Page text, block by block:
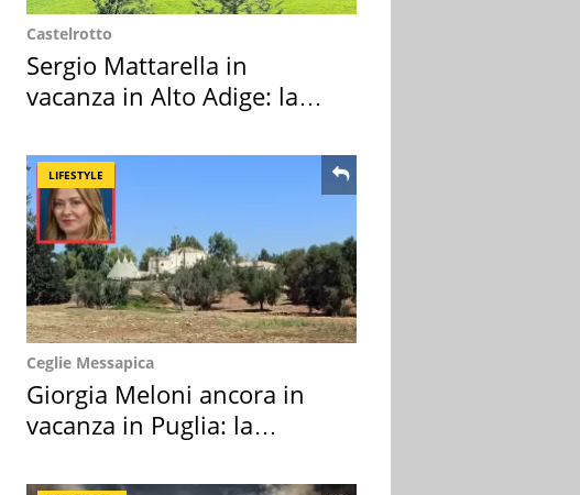
Castelrotto
Sergio Mattarella in
vacanza in Alto Adige: la
LIFESTYLE
Ceglie Messapica
Giorgia Meloni ancora in
vacanza in Puglia: la